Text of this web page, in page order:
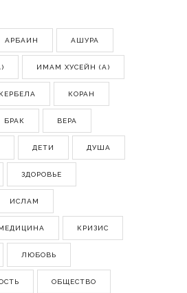
АРБАИН АШУРА
ИМАМ ХУСЕЙН (А)
КЕРБЕЛА КОРАН
БРАК ВЕРА
ДЕТИ ДУША
ЗДОРОВЬЕ
ИСЛАМ
КРИЗИС
ЛЮБОВЬ
ОБЩЕСТВО